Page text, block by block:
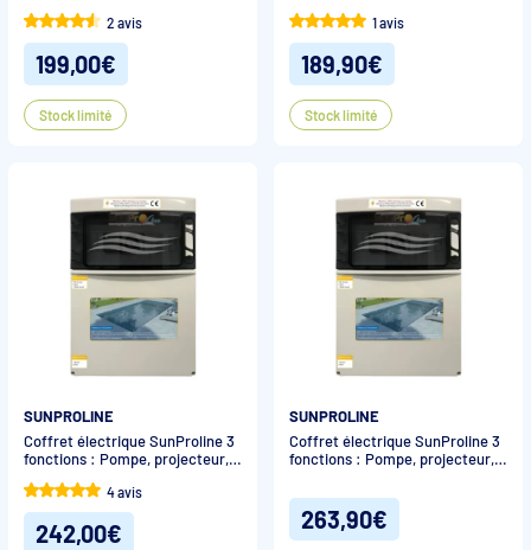
2 avis
199,00€
Stock limité
1 avis
189,90€
Stock limité
SUNPROLINE
Coffret électrique SunProline 3
fonctions : Pompe, projecteur,
4 avis
242,00€
SUNPROLINE
Coffret électrique SunProline 3
fonctions : Pompe, projecteur,
263,90€